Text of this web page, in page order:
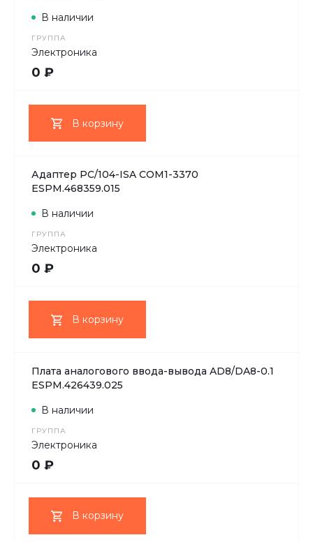
ГРУППА
Электроника
В наличии
0 ₽
В корзину
Адаптер PC/104-ISA COM1-3370
ESPM.468359.015
ГРУППА
Электроника
В наличии
0 ₽
В корзину
Плата аналогового ввода-вывода AD8/DA8-0.1
ESPM.426439.025
ГРУППА
Электроника
В наличии
0 ₽
В корзину